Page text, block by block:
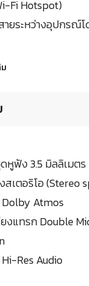
Fi Hotspot)
ายระหว่างอุปกรณ์
หูฟัง 3.5 มิลลิเมตร
สเตอริโอ (Stereo
Atmos
งแทรก Double
Res Audio